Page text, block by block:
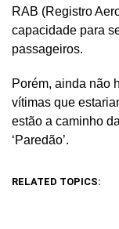
RAB (Registro
capacidade para
passageiros.
Porém, ainda não
vítimas que
estão a caminho
‘Paredão’.
RELATED TOPICS: